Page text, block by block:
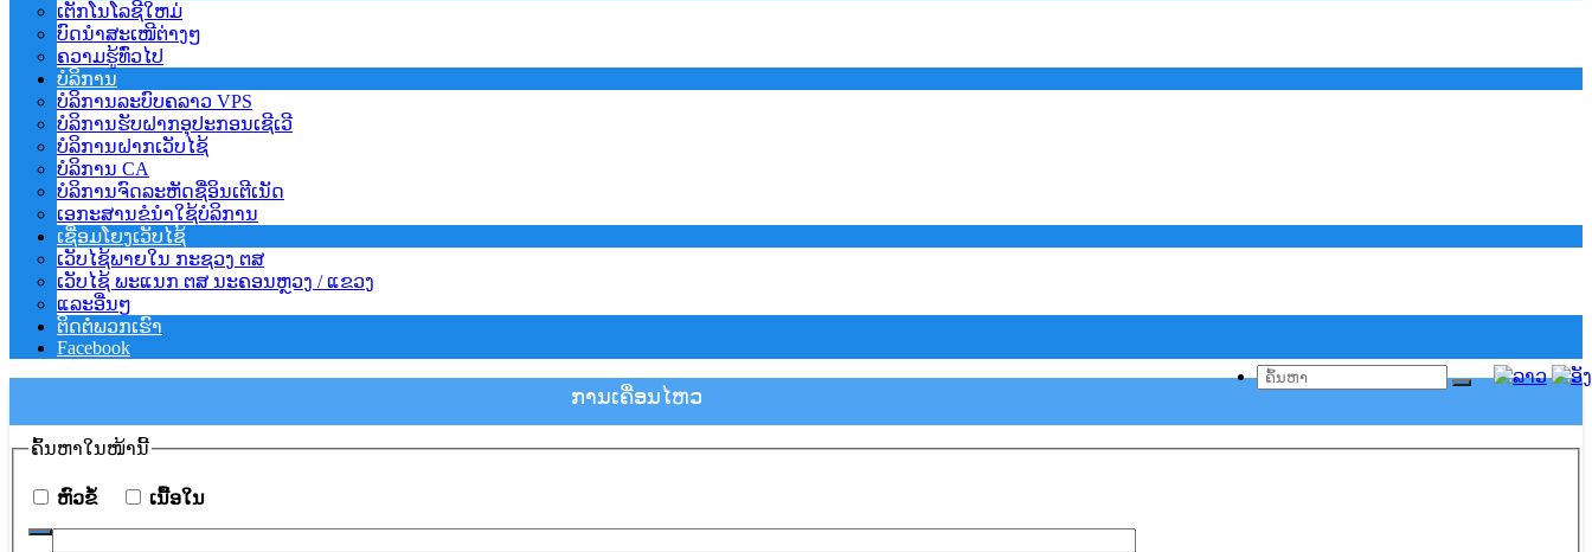
ເຕັກໂນໂລຊີໃຫມ່
ບົດນຳສະເໜີຕ່າງໆ
ຄວາມຮູ້ທົ່ວໄປ
ບໍລິການ
ບໍລິການລະບົບຄລາວ VPS
ບໍລິການຮັບຝາກອຸປະກອນເຊີເວີ
ບໍລິການຝາກເວັບໄຊ້
ບໍລິການ CA
ບໍລິການຈົດລະຫັດຊື່ອິນເຕີເນັດ
ເອກະສານຂໍນຳໃຊ້ບໍລິການ
ເຊື່ອມໂຍງເວັບໄຊ້
ເວັບໄຊ້ພາຍໃນ ກະຊວງ ຕສ
ເວັບໄຊ້ ພະແນກ ຕສ ນະຄອນຫຼວງ / ແຂວງ
ແລະອື່ນໆ
ຕິດຕໍ່ພວກເຮົາ
Facebook
ການ​ເຄື່ອນ​ໄຫວ
ຄົ້ນ​ຫາ​ໃນ​ໜ້ານີ້
​ຫົວ​ຂໍ້ ​ເນື້ອ​ໃນ